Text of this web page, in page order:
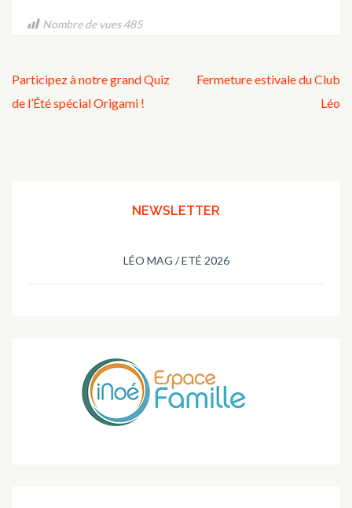
Nombre de vues 485
Navigation
de
Participez à notre grand Quiz
de l’Été spécial Origami !
Fermeture estivale du Club
Léo
NEWSLETTER
LÉO MAG / ETÉ 2026